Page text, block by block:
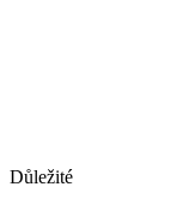
Důležité